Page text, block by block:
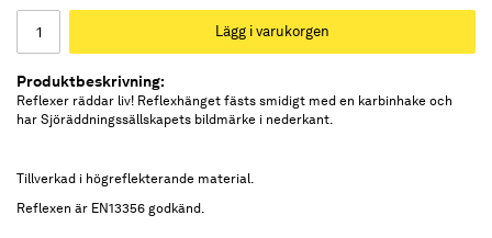
Lägg i varukorgen
Produktbeskrivning:
Reflexer räddar liv! Reflexhänget fästs smidigt med en karbinhake och
har Sjöräddningssällskapets bildmärke i nederkant.
Tillverkad i högreflekterande material.
Reflexen är EN13356 godkänd.